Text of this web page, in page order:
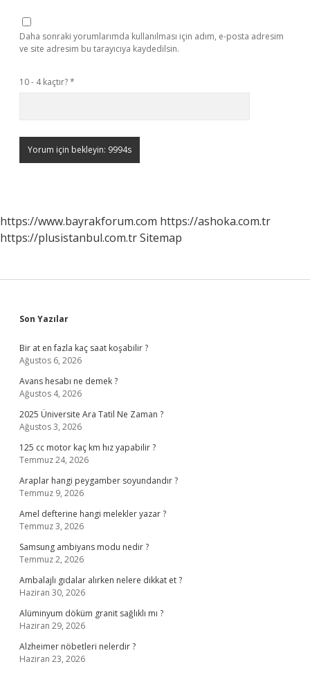
Daha sonraki yorumlarımda kullanılması için adım, e-posta adresim
ve site adresim bu tarayıcıya kaydedilsin.
10 - 4 kaçtır?*
https://www.bayrakforum.com https://ashoka.com.tr
https://plusistanbul.com.trSitemap
Sidebar
Son Yazılar
Bir at en fazla kaç saat koşabilir ?
Ağustos 6, 2026
Avans hesabı ne demek ?
Ağustos 4, 2026
2025 Üniversite Ara Tatil Ne Zaman ?
Ağustos 3, 2026
125 cc motor kaç km hız yapabilir ?
Temmuz 24, 2026
Araplar hangi peygamber soyundandır ?
Temmuz 9, 2026
Amel defterine hangi melekler yazar ?
Temmuz 3, 2026
Samsung ambiyans modu nedir ?
Temmuz 2, 2026
Ambalajlı gıdalar alırken nelere dikkat et ?
Haziran 30, 2026
Alüminyum döküm granit sağlıklı mı ?
Haziran 29, 2026
Alzheimer nöbetleri nelerdir ?
Haziran 23, 2026